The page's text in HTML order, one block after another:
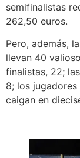
semifinalistas
262,50 euros.
Pero, además,
llevan 40
finalistas, 22;
8; los
caigan en